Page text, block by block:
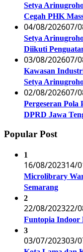
Setya
Cegah PHK
04/08/202607/
Setya
Diikuti
03/08/202607/
Kawasan
Setya
02/08/202607/
Pergeseran
DPRD Jawa
Popular Post
1
16/08/202314/
Microlibrary
Semarang
2
22/08/202322/
Funtopia Indoor
3
03/07/202303/